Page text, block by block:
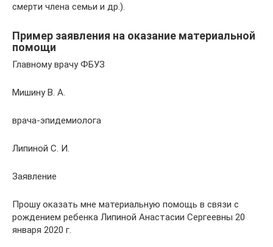
смерти члена семьи и др.).
Пример заявления на оказание материальной
помощи
Главному врачу ФБУЗ
Мишину В. А.
врача-эпидемиолога
Липиной С. И.
Заявление
Прошу оказать мне материальную помощь в связи с
рождением ребенка Липиной Анастасии Сергеевны 20
января 2020 г.